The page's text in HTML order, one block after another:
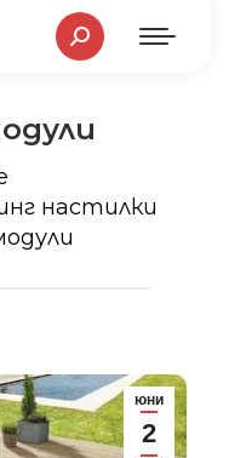
Search:
настилки
юни
2